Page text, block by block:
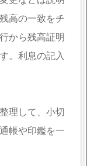
高の一致をチ
から残高証明
。利息の記入
理して、小切
帳や印鑑を一